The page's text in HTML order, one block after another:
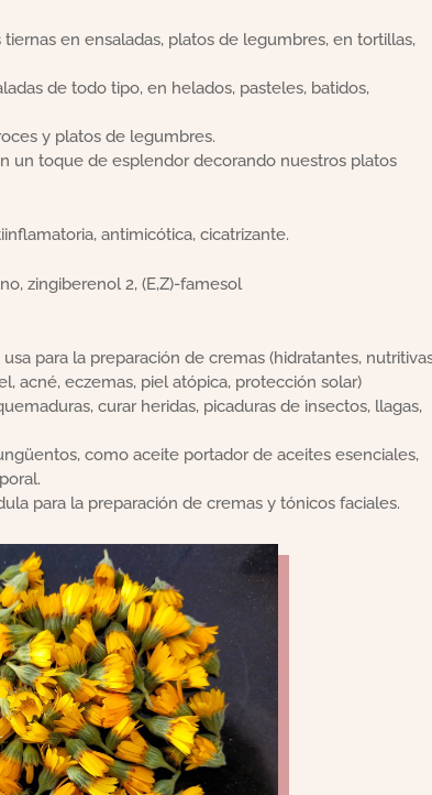
en ensaladas, platos de legumbres, en tortillas,
de todo tipo, en helados, pasteles, batidos,
y platos de legumbres.
un toque de esplendor decorando nuestros platos
antimicótica, cicatrizante.
zingiberenol 2, (E,Z)-famesol
para la preparación de cremas (hidratantes,
acné, eczemas, piel atópica, protección solar)
curar heridas, picaduras de insectos, llagas,
como aceite portador de aceites esenciales,
para la preparación de cremas y tónicos faciales.